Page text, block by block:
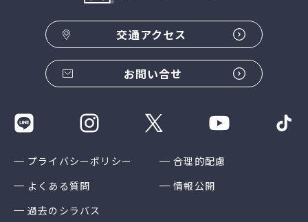
交通アクセス
お問い合せ
プライバシーポリシー
合理的配慮
よくある質問
情報公開
過去のシラバス